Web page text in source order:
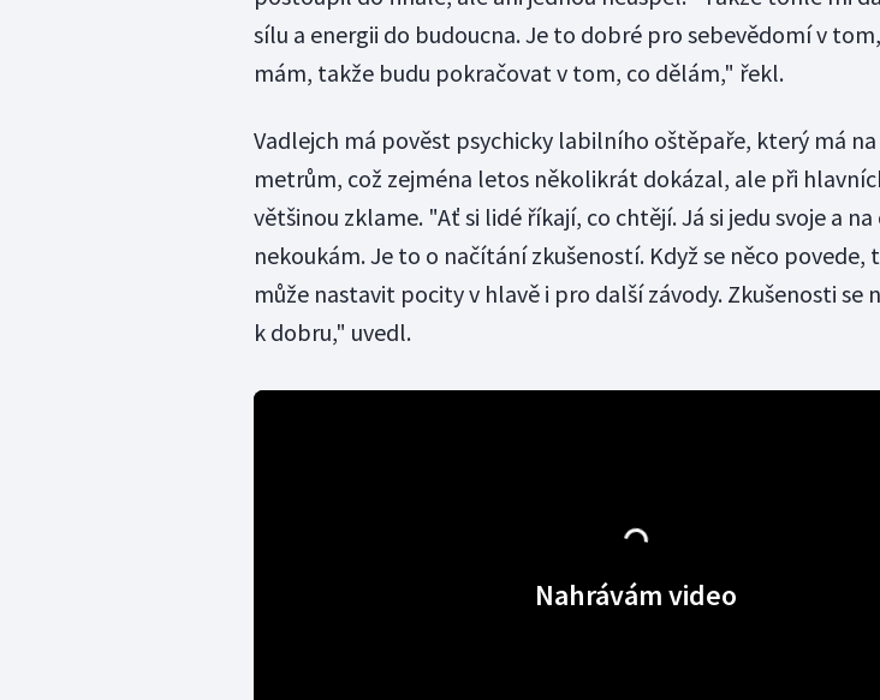
sílu a energii do budoucna. Je to dobré pro sebevědomí v
mám, takže budu pokračovat v tom, co dělám," řekl.
Vadlejch má pověst psychicky labilního oštěpaře, který má na
metrům, což zejména letos několikrát dokázal, ale při
většinou zklame. "Ať si lidé říkají, co chtějí. Já si jedu svoje a
nekoukám. Je to o načítání zkušeností. Když se něco povede,
může nastavit pocity v hlavě i pro další závody. Zkušenosti se
k dobru," uvedl.
Nahrávám video